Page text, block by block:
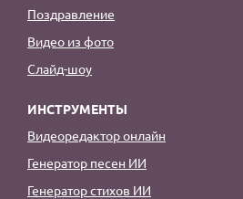
Поздравление
Видео из фото
Слайд-шоу
ИНСТРУМЕНТЫ
Видеоредактор онлайн
Генератор песен ИИ
Генератор стихов ИИ